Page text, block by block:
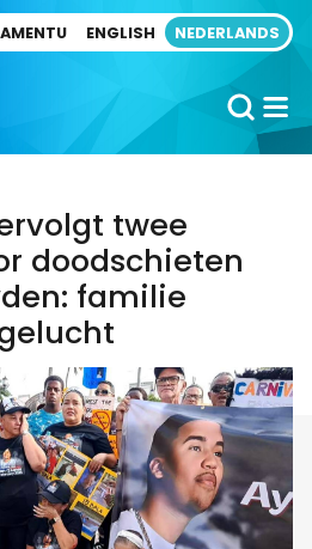
ENGLISH NEDERLANDS
twee
doodschieten
familie